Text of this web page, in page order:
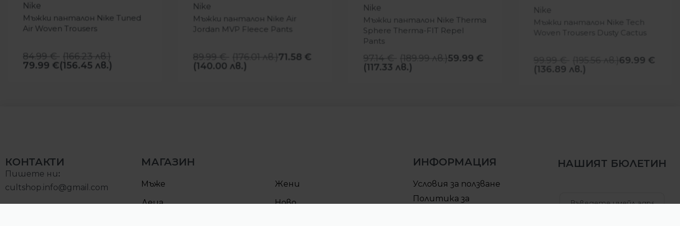
Nike
Мъжки панталон Nike Tuned
Air Woven Trousers
84.99 € ( 166.23 лв. )
79.99 €(156.45 лв.)
Nike
Мъжки панталон Nike Air
Jordan MVP Fleece Pants
89.99 € ( 176.01 лв. )71.58 €
(140.00 лв.)
Nike
Мъжки панталон Nike Therma
Sphere Therma-FIT Repel
Pants
97.14 € ( 189.99 лв. )59.99 €
(117.33 лв.)
Woven Trousers Dusty Cactus
лв. 69.99 €
(136.89 лв.)
КОНТАКТИ
Пишете ни:
cultshop.info@gmail.com
МАГАЗИН
Мъже
Жени
Деца
Ново
ИНФОРМАЦИЯ
Условия за ползване
Политика за
НАШИЯТ БЮЛЕТИН